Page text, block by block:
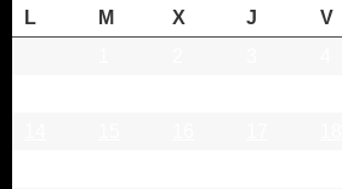
L
M X J V